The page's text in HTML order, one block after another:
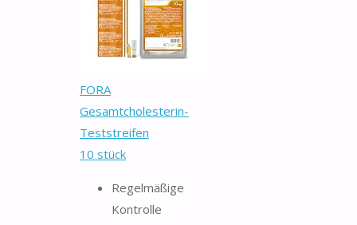
FORA
Gesamtcholesterin-
Teststreifen
10 stück
Regelmäßige
Kontrolle